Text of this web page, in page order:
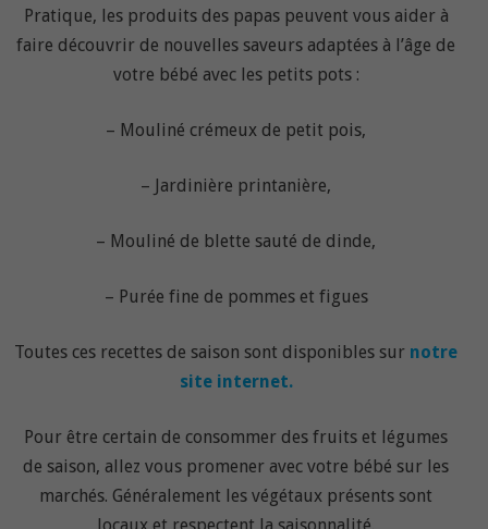
Pratique, les produits des papas peuvent vous aider à
faire découvrir de nouvelles saveurs adaptées à l’âge de
votre bébé avec les petits pots :
– Mouliné crémeux de petit pois,
– Jardinière printanière,
– Mouliné de blette sauté de dinde,
– Purée fine de pommes et figues
Toutes ces recettes de saison sont disponibles sur notre
site internet.
Pour être certain de consommer des fruits et légumes
de saison, allez vous promener avec votre bébé sur les
marchés. Généralement les végétaux présents sont